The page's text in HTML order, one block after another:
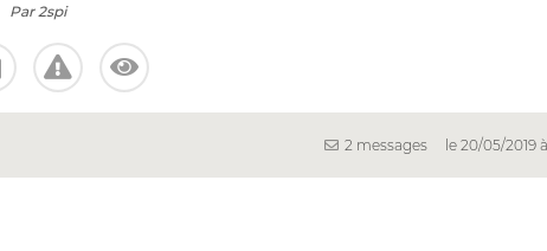
Par 2spi
2 messages le 20/05/2019 à